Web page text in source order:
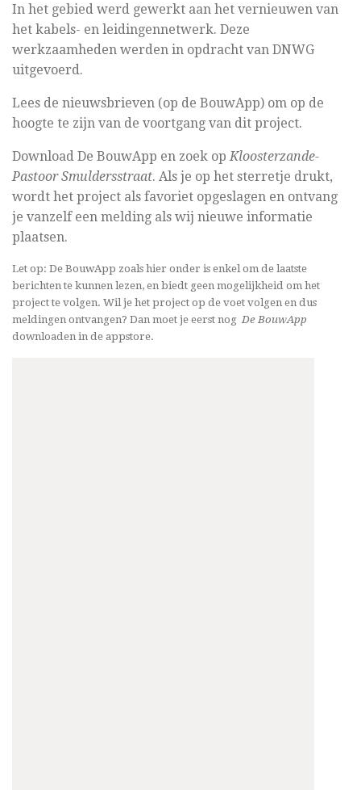
In het gebied werd gewerkt aan het vernieuwen van
het kabels- en leidingennetwerk. Deze
werkzaamheden werden in opdracht van DNWG
uitgevoerd.
Lees de nieuwsbrieven (op de BouwApp) om op de
hoogte te zijn van de voortgang van dit project.
Download De BouwApp en zoek op Kloosterzande-
Pastoor Smuldersstraat. Als je op het sterretje drukt,
wordt het project als favoriet opgeslagen en ontvang
je vanzelf een melding als wij nieuwe informatie
plaatsen.
Let op: De BouwApp zoals hier onder is enkel om de laatste
berichten te kunnen lezen, en biedt geen mogelijkheid om het
project te volgen. Wil je het project op de voet volgen en dus
meldingen ontvangen? Dan moet je eerst nog De BouwApp
downloaden in de appstore.